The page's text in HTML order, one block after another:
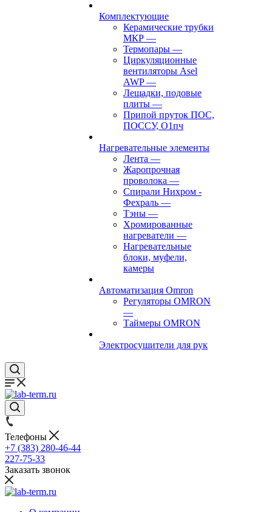
Комплектующие
Керамические трубки
МКР —
Термопары —
Циркуляционные
вентиляторы Asel
AWP—
Лещадки, подовые
плиты —
Припой пруток ПОС,
ПОССУ, О1пч
Нагревательные элементы
Лента —
Жаропрочная
проволока —
Спирали Нихром -
Фехраль —
Тэны —
Хромированные
нагреватели —
Нагревательные
блоки, муфели,
камеры
Автоматизация Omron
Регуляторы OMRON
—
Таймеры OMRON
Электросушители для рук
Телефоны
+7 (383) 280-46-44
227-75-33
Заказать звонок